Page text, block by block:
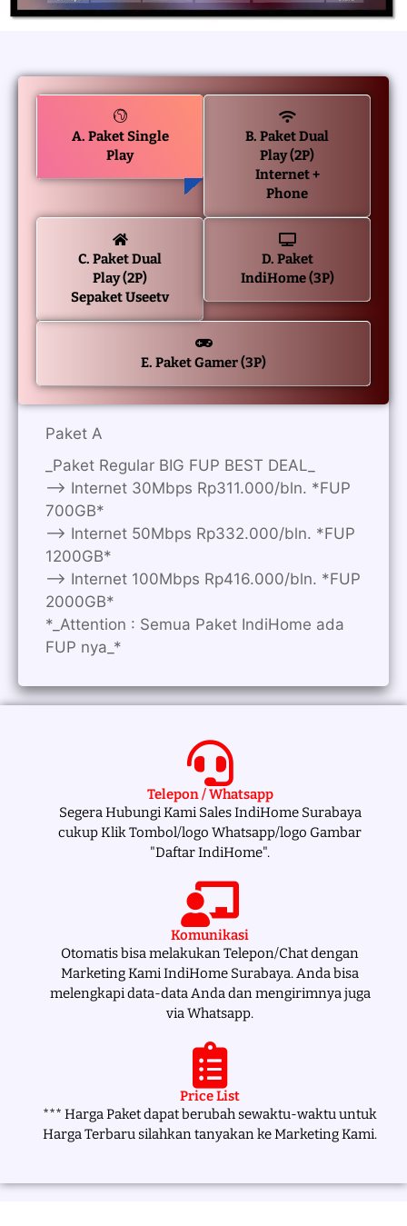
A. Paket Single
Play
B. Paket Dual
Play (2P)
Internet +
Phone
C. Paket Dual
Play (2P)
Sepaket Useetv
D. Paket
IndiHome (3P)
E. Paket Gamer (3P)
Paket A
_Paket Regular BIG FUP BEST DEAL_
—> Internet 30Mbps Rp311.000/bln. *FUP
700GB*
—> Internet 50Mbps Rp332.000/bln. *FUP
1200GB*
—> Internet 100Mbps Rp416.000/bln. *FUP
2000GB*
*_Attention : Semua Paket IndiHome ada
FUP nya_*
Telepon / Whatsapp
Segera Hubungi Kami Sales IndiHome Surabaya
cukup Klik Tombol/logo Whatsapp/logo Gambar
"Daftar IndiHome".
Komunikasi
Otomatis bisa melakukan Telepon/Chat dengan
Marketing Kami IndiHome Surabaya. Anda bisa
melengkapi data-data Anda dan mengirimnya juga
via Whatsapp.
Price List
*** Harga Paket dapat berubah sewaktu-waktu untuk
Harga Terbaru silahkan tanyakan ke Marketing Kami.